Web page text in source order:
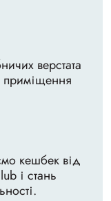
верстата
приміщення
кешбек від
і стань